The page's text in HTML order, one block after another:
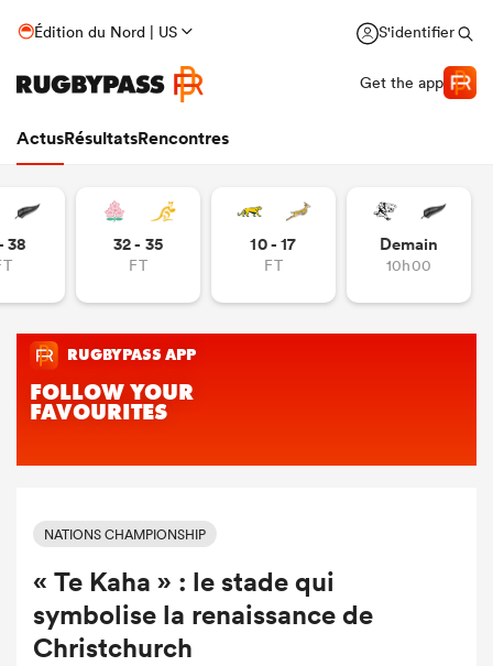
Édition du Nord | US S'identifier
Get the app
ActusRésultatsRencontres
38 32 - 35
FT
10 - 17
FT
Demain
10h00
NATIONS CHAMPIONSHIP
« Te Kaha » : le stade qui
symbolise la renaissance de
Christchurch